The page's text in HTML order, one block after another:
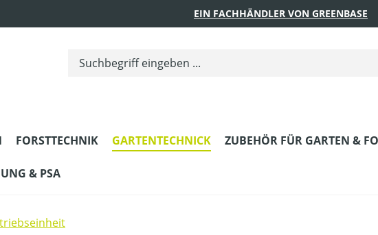
EIN FACHHÄNDLER VON GREENBASE
FORSTTECHNIK GARTENTECHNICK ZUBEHÖR FÜR GARTEN &
& PSA